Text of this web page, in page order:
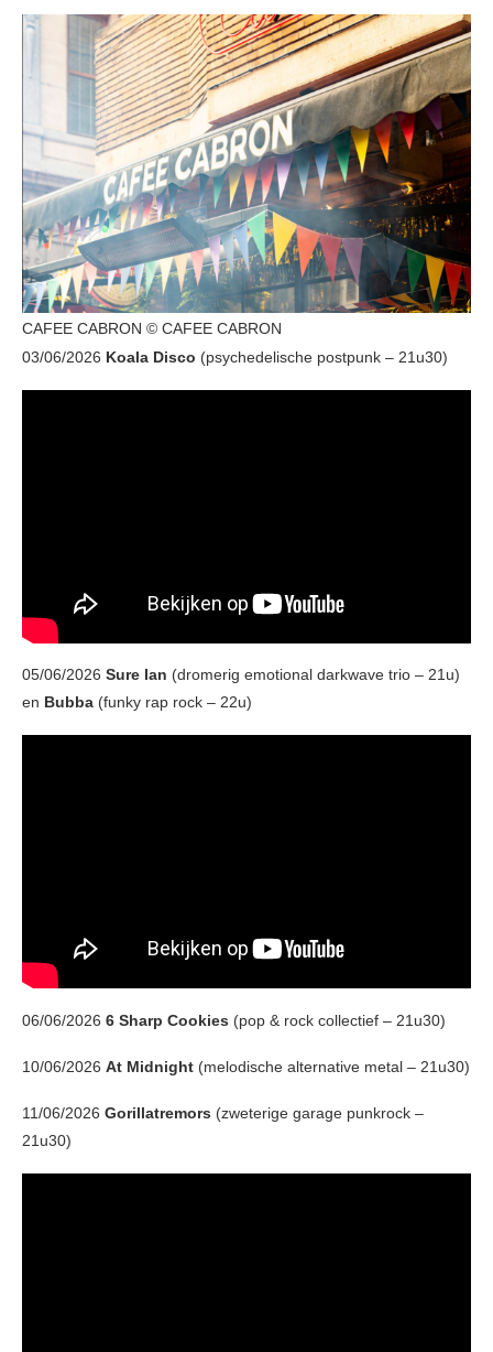
CAFEE CABRON © CAFEE CABRON
03/06/2026 Koala Disco (psychedelische postpunk – 21u30)
05/06/2026 Sure Ian (dromerig emotional darkwave trio – 21u)
en Bubba (funky rap rock – 22u)
06/06/2026 6 Sharp Cookies (pop & rock collectief – 21u30)
10/06/2026 At Midnight (melodische alternative metal – 21u30)
11/06/2026 Gorillatremors (zweterige garage punkrock –
21u30)